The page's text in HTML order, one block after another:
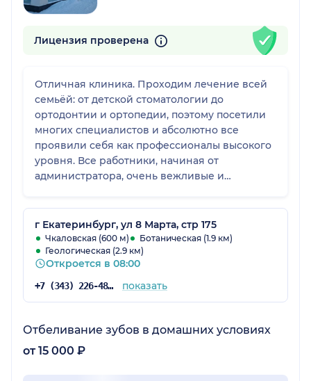
Лицензия проверена
Отличная клиника. Проходим лечение всей
семьёй: от детской стоматологии до
ортодонтии и ортопедии, поэтому посетили
многих специалистов и абсолютно все
проявили себя как профессионалы высокого
уровня. Все работники, начиная от
администратора, очень вежливые и
Также есть возможность срочного приёма
при экстренных ситуациях.
г Екатеринбург, ул 8 Марта, стр 175
Чкаловская (600 м)
Ботаническая (1.9 км)
Геологическая (2.9 км)
Откроется в 08:00
+7 (343) 226-48-56 показать
Отбеливание зубов в домашних условиях
от 15 000 ₽